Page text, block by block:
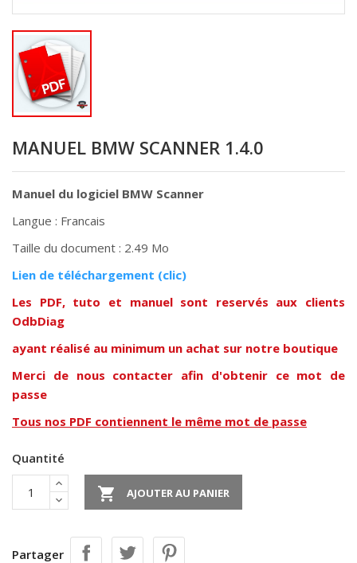
MANUEL BMW SCANNER 1.4.0
Manuel du logiciel BMW Scanner
Langue : Francais
Taille du document : 2.49 Mo
Lien de téléchargement (clic)
Les PDF, tuto et manuel sont reservés aux clients
OdbDiag
ayant réalisé au minimum un achat sur notre boutique
Merci de nous contacter afin d'obtenir ce mot de
passe
Tous nos PDF contiennent le même mot de passe
Quantité
 AJOUTER AU PANIER
Partager